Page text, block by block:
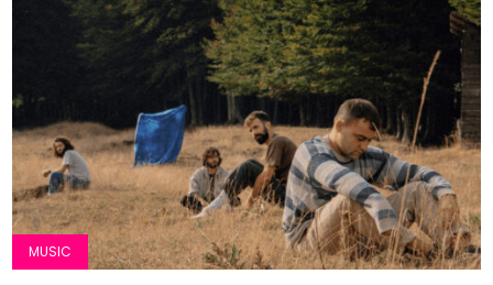
MUSIC